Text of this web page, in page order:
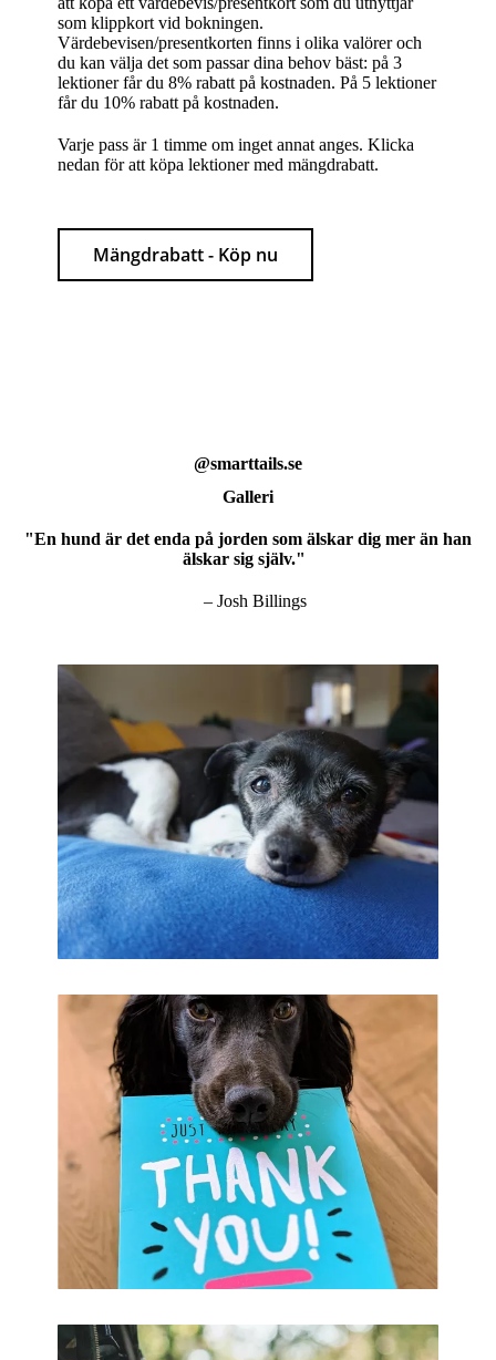
som klippkort vid bokningen.
Värdebevisen/presentkorten finns i olika valörer och
du kan välja det som passar dina behov bäst: på 3
lektioner får du 8% rabatt på kostnaden. På 5 lektioner
får du 10% rabatt på kostnaden.
Varje pass är 1 timme om inget annat anges. Klicka
nedan för att köpa lektioner med mängdrabatt.
Mängdrabatt - Köp nu
@smarttails.se
Galleri
"En hund är det enda på jorden som älskar dig mer än han
älskar sig själv."
– Josh Billings